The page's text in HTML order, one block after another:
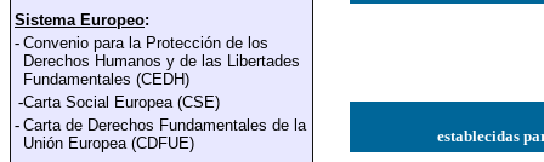
Sistema Europeo:
- Convenio para la Protección de los
Derechos Humanos y de las Libertades
Fundamentales (CEDH)
-Carta Social Europea (CSE)
- Carta de Derechos Fundamentales de la
Unión Europea(CDFUE)
establecidas